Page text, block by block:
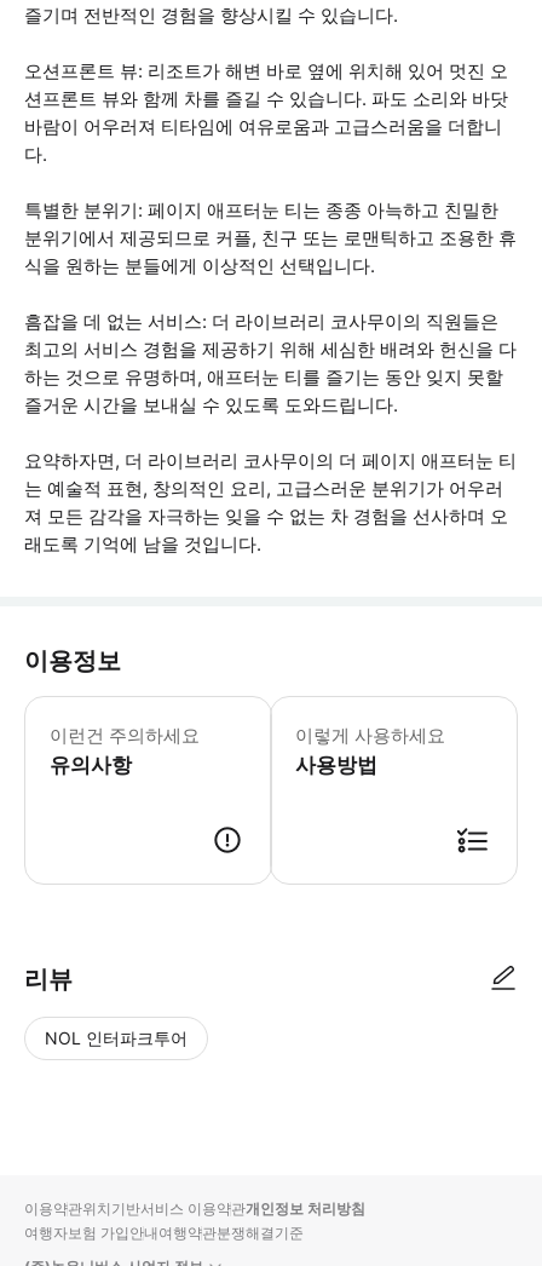
즐기며 전반적인 경험을 향상시킬 수 있습니다.
오션프론트 뷰: 리조트가 해변 바로 옆에 위치해 있어 멋진 오
션프론트 뷰와 함께 차를 즐길 수 있습니다. 파도 소리와 바닷
바람이 어우러져 티타임에 여유로움과 고급스러움을 더합니
다.
특별한 분위기: 페이지 애프터눈 티는 종종 아늑하고 친밀한
분위기에서 제공되므로 커플, 친구 또는 로맨틱하고 조용한 휴
식을 원하는 분들에게 이상적인 선택입니다.
흠잡을 데 없는 서비스: 더 라이브러리 코사무이의 직원들은
최고의 서비스 경험을 제공하기 위해 세심한 배려와 헌신을 다
하는 것으로 유명하며, 애프터눈 티를 즐기는 동안 잊지 못할
즐거운 시간을 보내실 수 있도록 도와드립니다.
요약하자면, 더 라이브러리 코사무이의 더 페이지 애프터눈 티
는 예술적 표현, 창의적인 요리, 고급스러운 분위기가 어우러
져 모든 감각을 자극하는 잊을 수 없는 차 경험을 선사하며 오
래도록 기억에 남을 것입니다.
이용정보
이런건 주의하세요
유의사항
수영장은 체험에 포함되어 있지 않으
이렇게 사용하세요
사용방법
리뷰
NOL 인터파크투어
입니
다.
순
상
이용약관위치기반서비스 이용약관개인정보 처리방침
여행자보험 가입안내여행약관분쟁해결기준